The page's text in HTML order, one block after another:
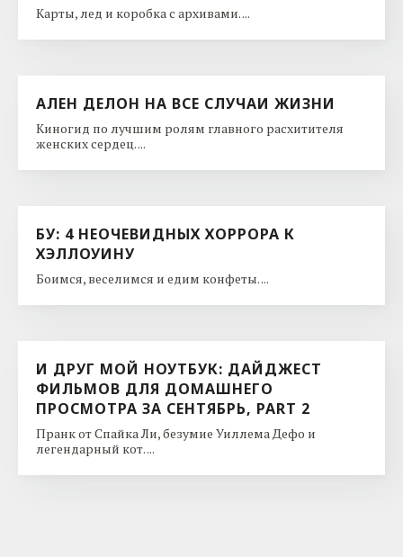
Карты, лед и коробка с архивами. ...
АЛЕН ДЕЛОН НА ВСЕ СЛУЧАИ ЖИЗНИ
Киногид по лучшим ролям главного расхитителя
женских сердец. ...
БУ: 4 НЕОЧЕВИДНЫХ ХОРРОРА К
ХЭЛЛОУИНУ
Боимся, веселимся и едим конфеты. ...
И ДРУГ МОЙ НОУТБУК: ДАЙДЖЕСТ
ФИЛЬМОВ ДЛЯ ДОМАШНЕГО
ПРОСМОТРА ЗА СЕНТЯБРЬ, PART 2
Пранк от Спайка Ли, безумие Уиллема Дефо и
легендарный кот. ...